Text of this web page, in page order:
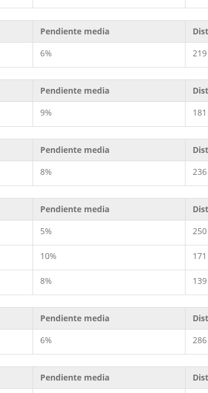
Pendiente media
6%
Pendiente media
9%
Pendiente media
8%
Pendiente media
5%
10%
8%
Pendiente media
6%
Pendiente media